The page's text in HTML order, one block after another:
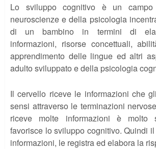
Lo sviluppo cognitivo è un
neuroscienze e della psicologia
di un bambino in termini di
informazioni, risorse concettuali,
apprendimento delle lingue ed altri
adulto sviluppato e della psicologia
Il cervello riceve le informazioni che
sensi attraverso le terminazioni
riceve molte informazioni è molto
favorisce lo sviluppo cognitivo. Quindi
informazioni, le registra ed elabora la